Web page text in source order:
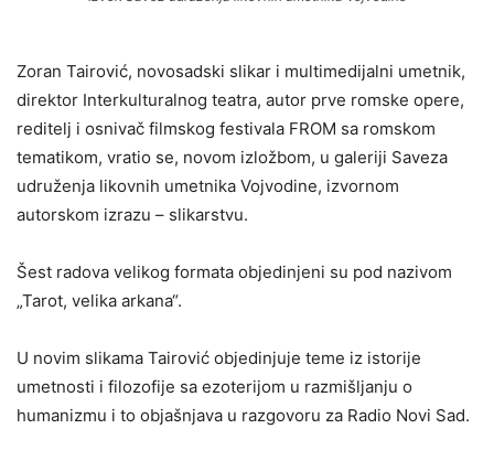
Zoran Tairović, novosadski slikar i multimedijalni umetnik,
direktor Interkulturalnog teatra, autor prve romske opere,
reditelj i osnivač filmskog festivala FROM sa romskom
tematikom, vratio se, novom izložbom, u galeriji Saveza
udruženja likovnih umetnika Vojvodine, izvornom
autorskom izrazu – slikarstvu.
Šest radova velikog formata objedinjeni su pod nazivom
„Tarot, velika arkana“.
U novim slikama Tairović objedinjuje teme iz istorije
umetnosti i filozofije sa ezoterijom u razmišljanju o
humanizmu i to objašnjava u razgovoru za Radio Novi Sad.